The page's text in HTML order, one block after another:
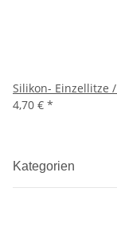
Silikon- Einzellitze
4,70 € *
Kategorien